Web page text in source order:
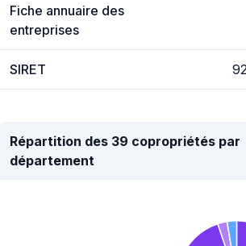
Fiche annuaire des
entreprises
SIRET
Répartition des 39 copropriétés par
département